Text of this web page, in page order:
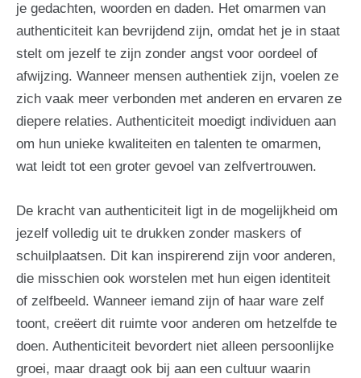
je gedachten, woorden en daden. Het omarmen van
authenticiteit kan bevrijdend zijn, omdat het je in staat
stelt om jezelf te zijn zonder angst voor oordeel of
afwijzing. Wanneer mensen authentiek zijn, voelen ze
zich vaak meer verbonden met anderen en ervaren ze
diepere relaties. Authenticiteit moedigt individuen aan
om hun unieke kwaliteiten en talenten te omarmen,
wat leidt tot een groter gevoel van zelfvertrouwen.
De kracht van authenticiteit ligt in de mogelijkheid om
jezelf volledig uit te drukken zonder maskers of
schuilplaatsen. Dit kan inspirerend zijn voor anderen,
die misschien ook worstelen met hun eigen identiteit
of zelfbeeld. Wanneer iemand zijn of haar ware zelf
toont, creëert dit ruimte voor anderen om hetzelfde te
doen. Authenticiteit bevordert niet alleen persoonlijke
groei, maar draagt ook bij aan een cultuur waarin